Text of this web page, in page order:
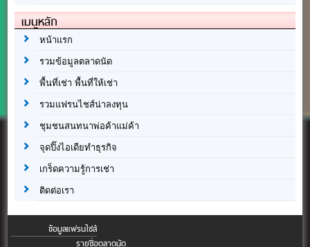
เมนูหลัก
หน้าแรก
รวมข้อมูลตลาดนัด
พื้นที่เช่า พื้นที่ให้เช่า
รวมแฟรนไชส์น่าลงทุน
ชุมชนสนทนาพ่อค้าแม่ค้า
จุดปิ๊งไอเดียทำธุรกิจ
เกร็ดความรู้การเช่า
ติดต่อเรา
ข้อมูลแฟรนไชส์
รายชื่อตลาดนัด